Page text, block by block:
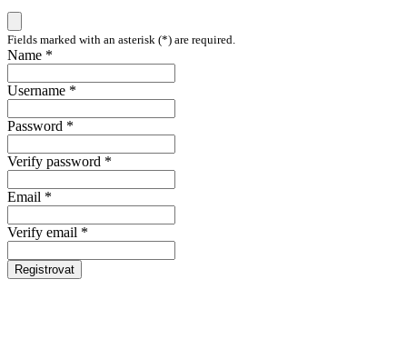
Fields marked with an asterisk (*) are required.
Name *
Username *
Password *
Verify password *
Email *
Verify email *
Registrovat